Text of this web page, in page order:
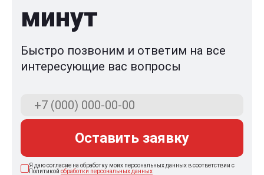
минут
Быстро позвоним и ответим на все
интересующие вас вопросы
Оставить заявку
Я даю согласие на обработку моих персональных данных в соответствии с
Политикой обработки персональных данных